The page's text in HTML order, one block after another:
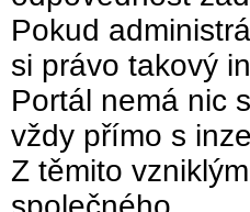
Pokud
si právo takový
Portál nemá nic
vždy přímo s
Z těmito